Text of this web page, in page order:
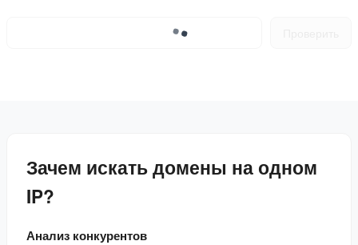
Зачем искать домены на одном
IP?
Анализ конкурентов